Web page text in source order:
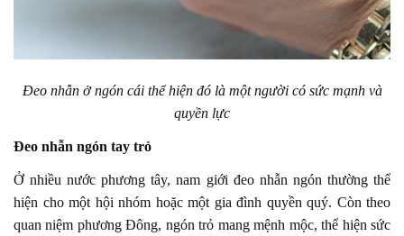
Đeo nhẫn ở ngón cái thể hiện đó là một người có sức mạnh và
quyền lực
Đeo nhẫn ngón tay trỏ
Ở nhiều nước phương tây, nam giới đeo nhẫn ngón thường thể
hiện cho một hội nhóm hoặc một gia đình quyền quý. Còn theo
quan niệm phương Đông, ngón trỏ mang mệnh mộc, thể hiện sức